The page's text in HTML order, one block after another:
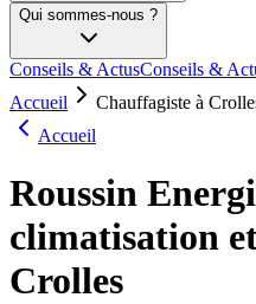
Qui sommes-nous ?
Conseils & ActusConseils &
Accueil
Chauffagiste à
Accueil
Roussin
climatisation
Crolles